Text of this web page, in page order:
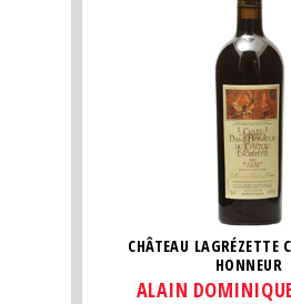
CHÂTEAU LAGRÉZETTE
HONNEUR
ALAIN